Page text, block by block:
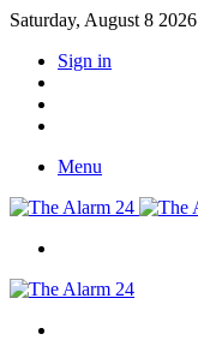
Saturday, August 8 2026
Sign in
Menu